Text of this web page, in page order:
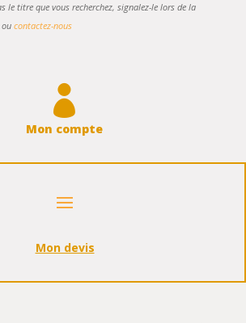
le titre que vous recherchez, signalez-le lors de la
contactez-nous

Mon compte
Mon devis